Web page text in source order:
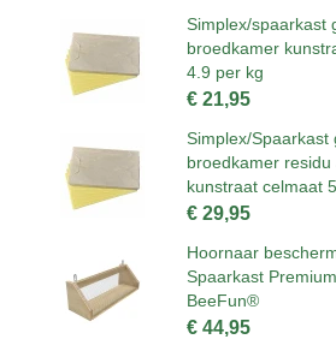
Simplex/spaarkast
broedkamer
4.9 per kg
€ 21,95
Simplex/Spaarkast
broedkamer residu
kunstraat celmaat
€ 29,95
Hoornaar
Spaarkast
BeeFun®
€ 44,95